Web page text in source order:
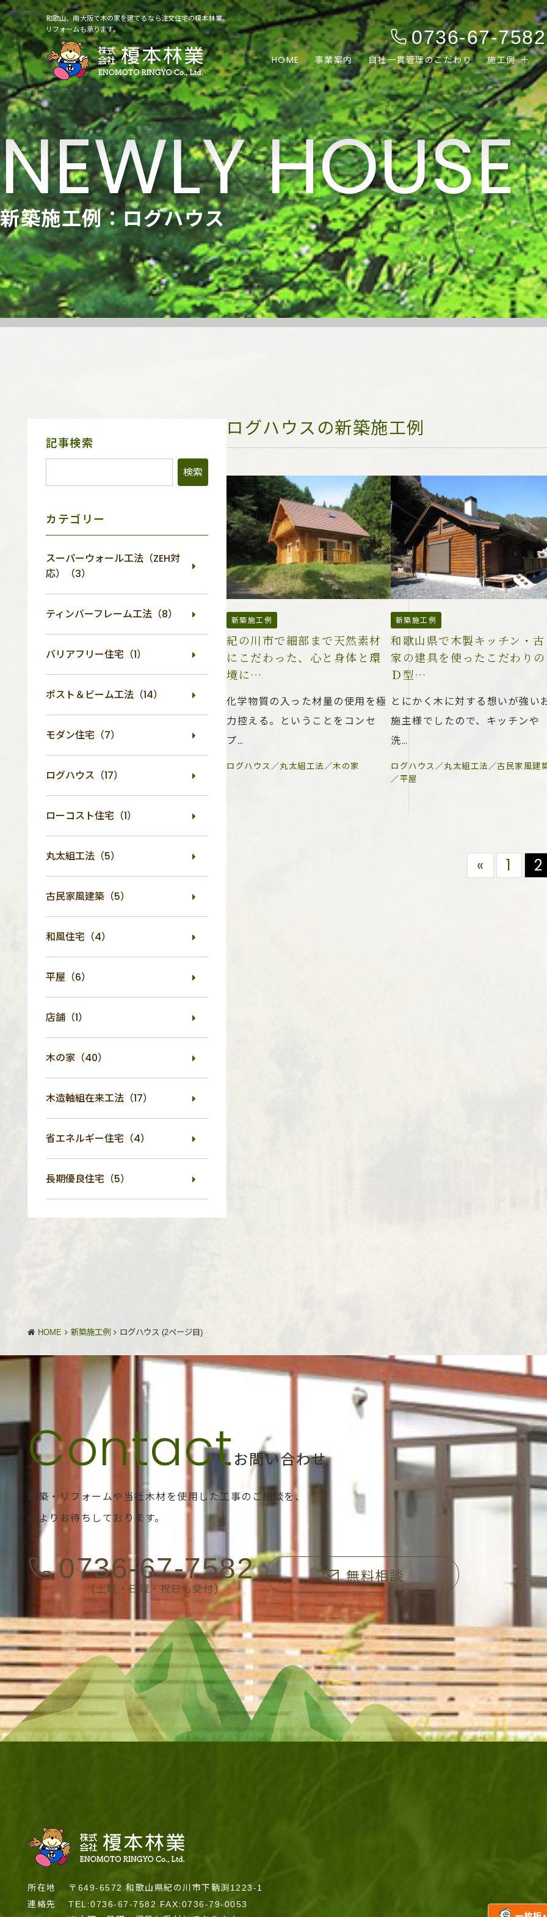
和歌山、南大阪で木の家を建てるなら注文住宅の榎本林業。
リフォームも承ります。
0736-67-7582
HOME 事業案内 自社一貫管理のこだわり 施工例
新築施工例：ログハウス
ログハウスの新築施工例
新築施工例
紀の川市で細部まで天然素材
にこだわった、心と身体と環
境に…
化学物質の入った材量の使用を極
力控える。ということをコンセ
プ…
ログハウス／丸太組工法／木の家
新築施工例
和歌山県で木製キッチン・古
家の建具を使ったこだわりの
Ｄ型…
とにかく木に対する想いが強い
施主様でしたので、キッチンや
洗…
ログハウス／丸太組工法／古民家風建
／平屋
« 1 2
サ
ニ
記事検索
カテゴリー
スーパーウォール工法（ZEH対
応）（3）
ティンバーフレーム工法（8）
バリアフリー住宅（1）
ポスト＆ビーム工法（14）
モダン住宅（7）
ログハウス（17）
ローコスト住宅（1）
丸太組工法（5）
古民家風建築（5）
和風住宅（4）
平屋（6）
店舗（1）
木の家（40）
木造軸組在来工法（17）
省エネルギー住宅（4）
長期優良住宅（5）
HOME 新築施工例 ログハウス (2ページ目)
お問い合わせ
新築・リフォームや当社木材を使用した工事のご相談を、
心よりお待ちしております。
0736-67-7582
(土曜・日曜・祝日も受付)
無料相談
所在地
〒649-6572 和歌山県紀の川市下鞆渕1223-1
連絡先
TEL:0736-67-7582 FAX:0736-79-0053